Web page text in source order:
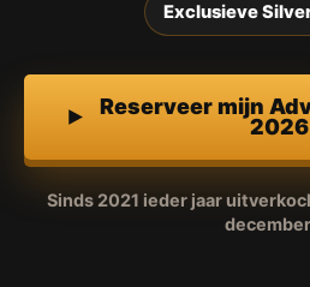
Exclusieve
Reserveer mijn
2026
Sinds 2021 ieder jaar